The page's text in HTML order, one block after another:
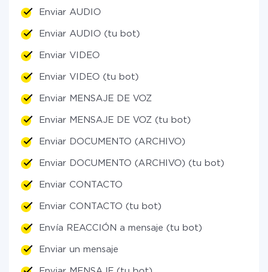
Enviar AUDIO
Enviar AUDIO (tu bot)
Enviar VIDEO
Enviar VIDEO (tu bot)
Enviar MENSAJE DE VOZ
Enviar MENSAJE DE VOZ (tu bot)
Enviar DOCUMENTO (ARCHIVO)
Enviar DOCUMENTO (ARCHIVO) (tu bot)
Enviar CONTACTO
Enviar CONTACTO (tu bot)
Envía REACCIÓN a mensaje (tu bot)
Enviar un mensaje